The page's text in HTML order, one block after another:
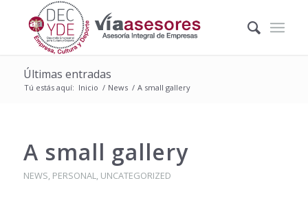
Últimas entradas
Tú estás aquí: Inicio / News / A small gallery
A small gallery
NEWS, PERSONAL, UNCATEGORIZED